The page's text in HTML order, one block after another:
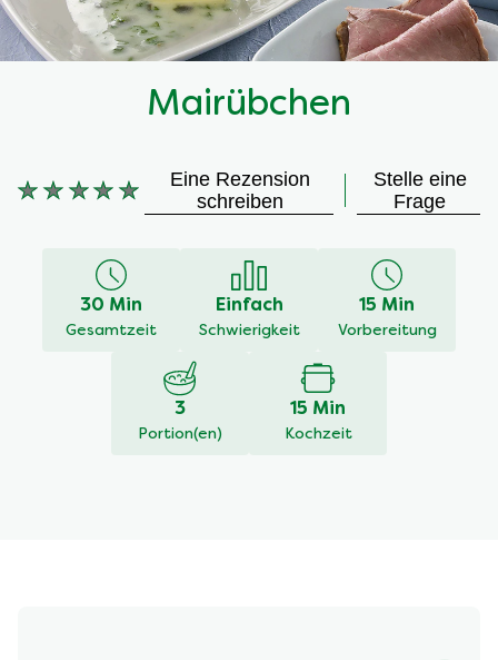
Mairübchen
Keine
abgegeben
Eine Rezension
schreiben
Stelle eine
Frage
30 Min
Gesamtzeit
Einfach
Schwierigkeit
15 Min
Vorbereitung
3
Portion(en)
15 Min
Kochzeit